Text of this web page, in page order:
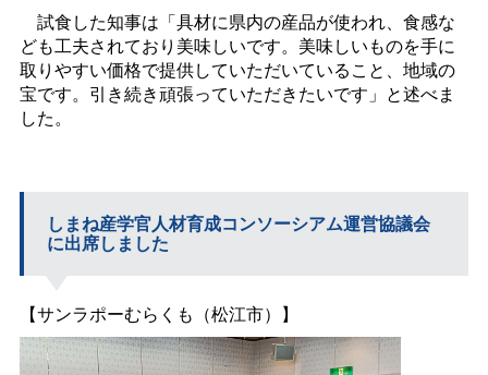
試食した知事は「具材に県内の産品が使われ、食感な
ども工夫されており美味しいです。美味しいものを手に
取りやすい価格で提供していただいていること、地域の
宝です。引き続き頑張っていただきたいです」と述べま
した。
しまね産学官人材育成コンソーシアム運営協議会
に出席しました
【サンラポーむらくも（松江市）】